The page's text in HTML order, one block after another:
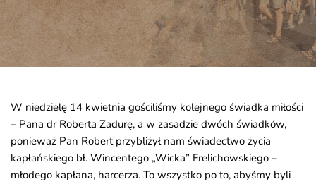
W niedzielę 14 kwietnia gościliśmy kolejnego świadka miłości
– Pana dr Roberta Zadurę, a w zasadzie dwóch świadków,
ponieważ Pan Robert przybliżył nam świadectwo życia
kapłańskiego bł. Wincentego „Wicka” Frelichowskiego –
młodego kapłana, harcerza. To wszystko po to, abyśmy byli